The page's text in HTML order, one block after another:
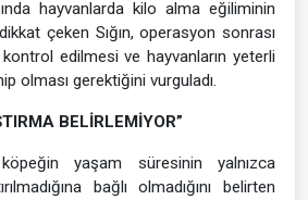
hayvanlarda kilo alma eğiliminin
çeken Sığın, operasyon sonrası
edilmesi ve hayvanların yeterli
olması gerektiğini vurguladı.
BELİRLEMİYOR”
yaşam süresinin yalnızca
bağlı olmadığını belirten